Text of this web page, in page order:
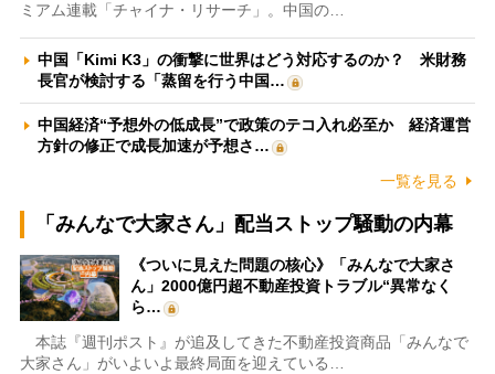
ミアム連載「チャイナ・リサーチ」。中国の…
中国「Kimi K3」の衝撃に世界はどう対応するのか？ 米財務
長官が検討する「蒸留を行う中国…
中国経済“予想外の低成長”で政策のテコ入れ必至か 経済運営
方針の修正で成長加速が予想さ…
一覧を見る
「みんなで大家さん」配当ストップ騒動の内幕
《ついに見えた問題の核心》「みんなで大家さ
ん」2000億円超不動産投資トラブル“異常なく
ら…
本誌『週刊ポスト』が追及してきた不動産投資商品「みんなで
大家さん」がいよいよ最終局面を迎えている…